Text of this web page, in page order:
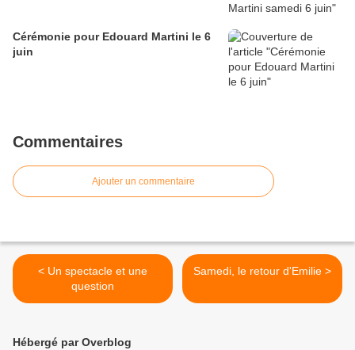
Cérémonie pour Edouard Martini le 6
juin
Commentaires
Ajouter un commentaire
< Un spectacle et une
question
Samedi, le retour d'Emilie >
Hébergé par Overblog